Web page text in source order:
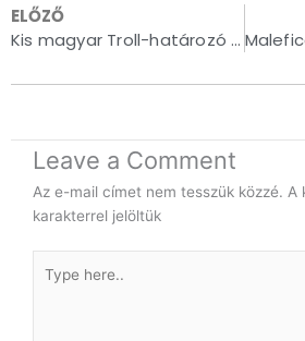
Felnőtt nőként. Szuverén
képességei és kapacitása
önmagamba vetett hit az alapja
egészséges mentális
És, hogy milyen lepke lesz a
Csak azt, hogy idén nem a B oldal
ELŐZŐ
Kis magyar Troll-határozó – avagy a Troll és kezelési útmutatója
Leave a Comment
Az e-mail címet nem tesszük közzé. A
karakterrel jelöltük
here..